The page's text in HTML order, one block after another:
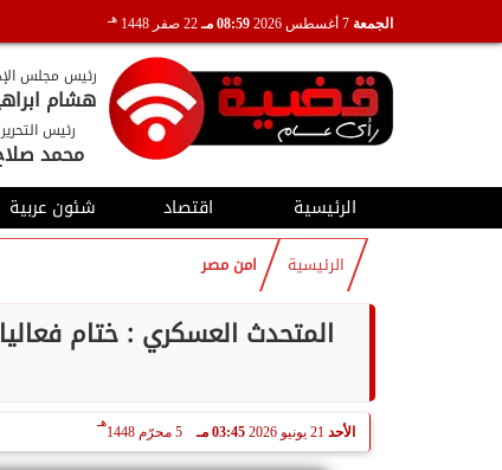
الجمعة 08:59 مـ 22 صفر 1448 هـ
رئيس مجلس
هشام
رئيس التحرير
محمد
الرئيسية اقتصاد شئون عربية
الرئيسية امن مصر
المتحدث العسكري : ختام
الأحد 21 يونيو 2026 03:45 مـ 5 محرّم 1448
هـ